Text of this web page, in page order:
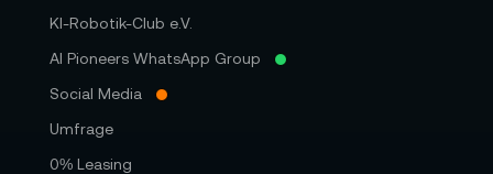
KI-Robotik-Club e.V.
AI Pioneers WhatsApp Group
Social Media
Umfrage
0% Leasing